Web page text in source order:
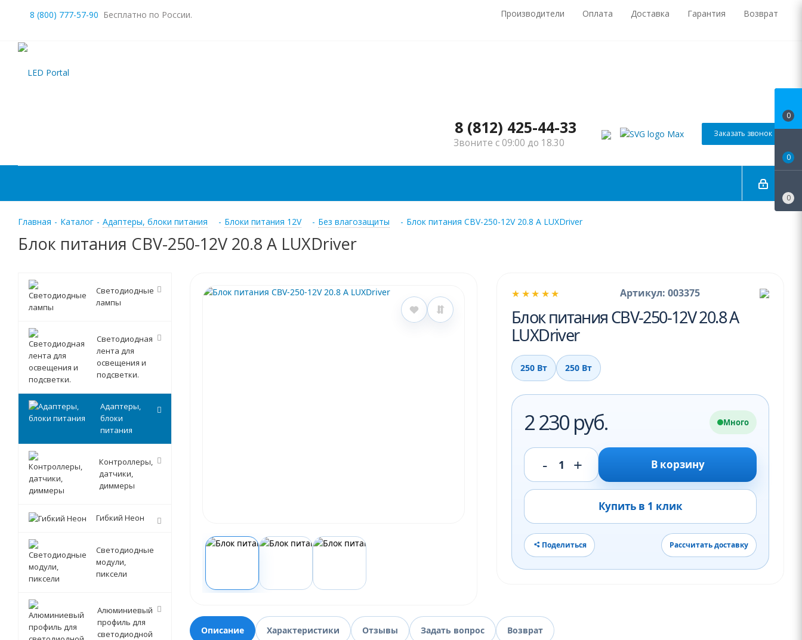
8 (800) 777-57-90 Бесплатно по России. Производители Оплата Доставка Гарантия Возврат
8 (812) 425-44-33
Звоните с 09:00 до 18.30
Заказать звонок
Главная - Каталог - Адаптеры, блоки питания - Блоки питания 12V - Без влагозащиты - Блок питания CBV-250-12V 20.8 А LUXDriver
Блок питания CBV-250-12V 20.8 А LUXDriver
★★★★★ Артикул: 003375
Блок питания CBV-250-12V 20.8 А
LUXDriver
250 Вт 250 Вт
2 230 руб. Много
- 1 + В корзину
Купить в 1 клик
Поделиться Рассчитать доставку
Описание Характеристики Отзывы Задать вопрос Возврат
Светодиодные
лампы
Светодиодная
лента для
освещения и
подсветки.
Адаптеры,
блоки
питания
Контроллеры,
датчики,
диммеры
Гибкий Неон
Светодиодные
модули,
пиксели
Алюминиевый
профиль для
светодиодной
0
0
0